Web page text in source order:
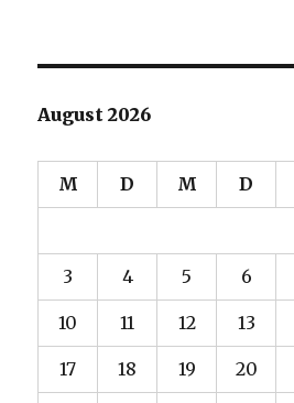
August 2026
M D M D
3 4 5 6
10 11 12 13
17 18 19 20